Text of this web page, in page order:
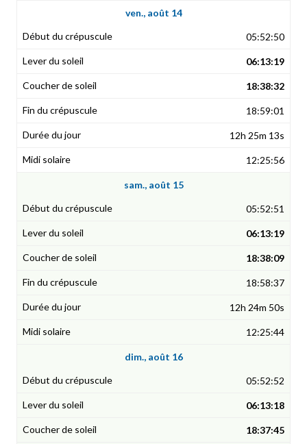
ven., août 14
05:52:50
06:13:19
18:38:32
18:59:01
12h 25m 13s
12:25:56
sam., août 15
05:52:51
06:13:19
18:38:09
18:58:37
12h 24m 50s
12:25:44
dim., août 16
05:52:52
06:13:18
18:37:45